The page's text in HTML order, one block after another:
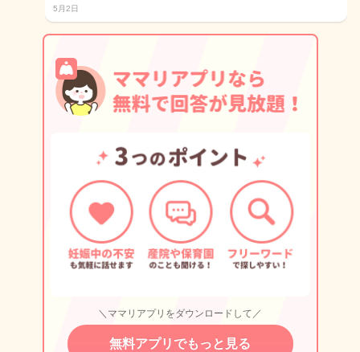
5月2日
＼ママリアプリをダウンロードして／
無料アプリでもっと見る